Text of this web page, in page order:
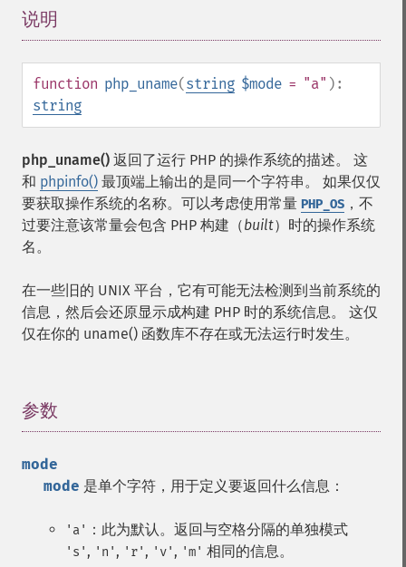
说明
function php_uname(string $mode = "a" ):
string
php_uname() 返回了运行 PHP 的操作系统的描述。 这
和 phpinfo() 最顶端上输出的是同一个字符串。 如果仅仅
要获取操作系统的名称。可以考虑使用常量 PHP_OS ，不
过要注意该常量会包含 PHP 构建（built）时的操作系统
名。
在一些旧的 UNIX 平台，它有可能无法检测到当前系统的
信息，然后会还原显示成构建 PHP 时的系统信息。 这仅
仅在你的 uname() 函数库不存在或无法运行时发生。
参数
mode
mode 是单个字符，用于定义要返回什么信息：
'a' ：此为默认。返回与空格分隔的单独模式
's' , 'n' , 'r' , 'v' , 'm' 相同的信息。